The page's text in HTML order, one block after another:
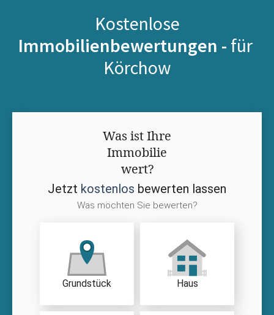
Kostenlose
Immobilienbewertungen - für
Körchow
Was ist Ihre
Immobilie
wert?
Jetzt kostenlos bewerten lassen
Was möchten Sie bewerten?
Grundstück Haus